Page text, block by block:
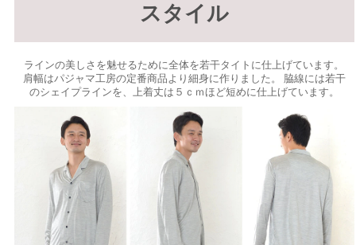
スタイル
ラインの美しさを魅せるために全体を若干タイトに仕上げています。
肩幅はパジャマ工房の定番商品より細身に作りました。 脇線には若干
のシェイプラインを、上着丈は５ｃｍほど短めに仕上げています。